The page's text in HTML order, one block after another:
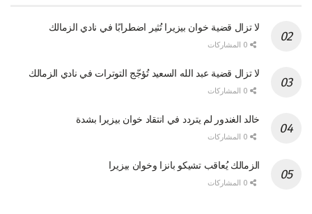
لا تزال قضية خوان بيزيرا تُثير اضطرابًا في نادي الزمالك
لا تزال قضية عبد الله السعيد تُؤجّج التوترات في نادي الزمالك
خالد الغندور لم يتردد في انتقاد خوان بيزيرا بشدة
الزمالك يُعاقب تشيكو بانزا وخوان بيزيرا